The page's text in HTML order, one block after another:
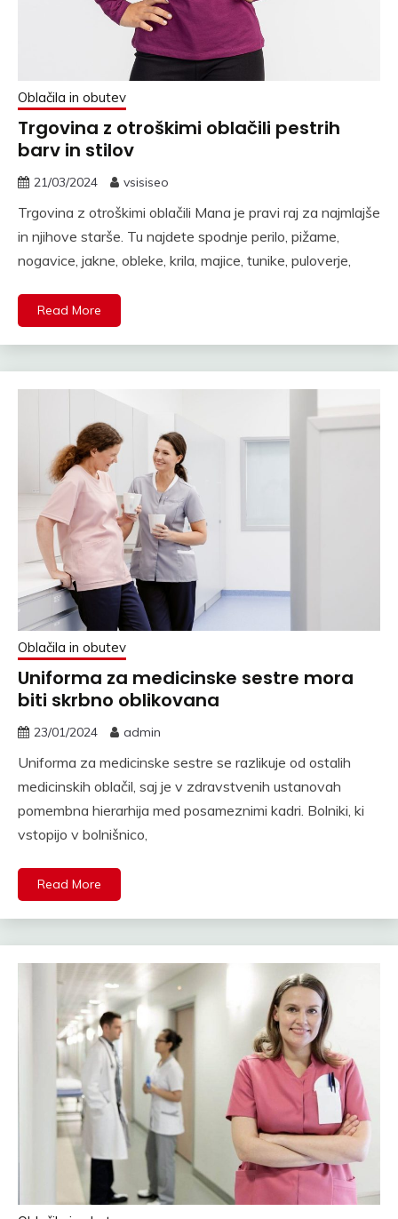
Oblačila in obutev
Trgovina z otroškimi oblačili pestrih
barv in stilov
21/03/2024 vsisiseo
Trgovina z otroškimi oblačili Mana je pravi raj za najmlajše
in njihove starše. Tu najdete spodnje perilo, pižame,
nogavice, jakne, obleke, krila, majice, tunike, puloverje,
Read More
Oblačila in obutev
Uniforma za medicinske sestre mora
biti skrbno oblikovana
23/01/2024 admin
Uniforma za medicinske sestre se razlikuje od ostalih
medicinskih oblačil, saj je v zdravstvenih ustanovah
pomembna hierarhija med posameznimi kadri. Bolniki, ki
vstopijo v bolnišnico,
Read More